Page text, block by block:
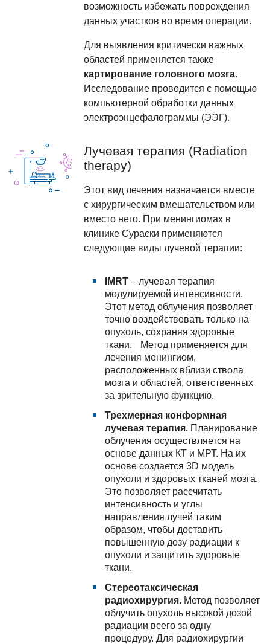
возможность избежать повреждения
данных участков во время операции.
Для выявления критически важных
областей применяется также
картирование головного мозга.
Исследование проводится с помощью
компьютерной обработки данных
электроэнцефалограммы (ЭЭГ).
Лучевая терапия (Radiation
therapy)
Этот вид лечения назначается вместе
с хирургическим вмешательством или
вместо него. При менингиомах в
клинике Сураски применяются
следующие виды лучевой терапии:
IMRT – лучевая терапия
модулируемой интенсивности.
Этот метод облучения позволяет
точно воздействовать только на
опухоль, сохраняя здоровые
ткани. Метод применяется для
лечения менингиом,
расположенных вблизи ствола
мозга и областей, ответственных
за зрительную функцию.
Трехмерная конформная
лучевая терапия. Планирование
облучения осуществляется на
основе данных КТ и МРТ. На их
основе создается 3D модель
опухоли и здоровых тканей мозга.
Это позволяет рассчитать
интенсивность и углы
направления лучей таким
образом, чтобы доставить
повышенную дозу радиации к
опухоли и защитить здоровые
ткани.
Стереотаксическая
радиохирургия. Метод позволяет
облучить опухоль высокой дозой
радиации всего за одну
процедуру. Для радиохирургии